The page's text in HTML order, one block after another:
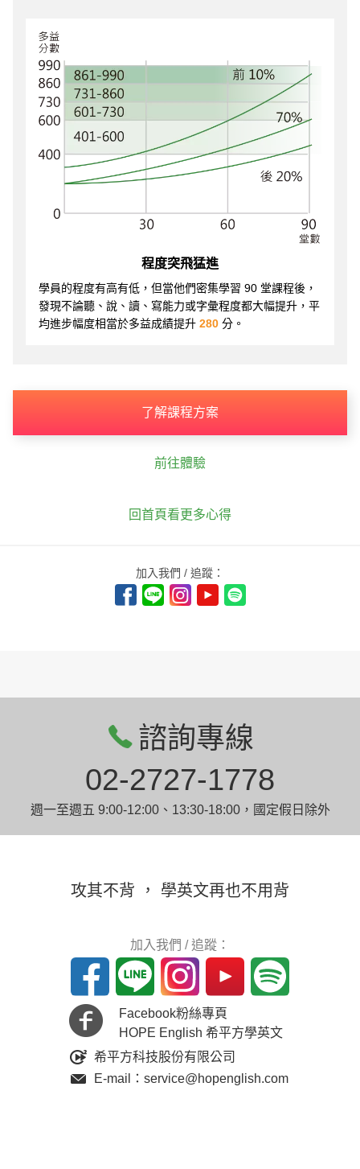
程度突飛猛進
學員的程度有高有低，但當他們密集學習 90 堂課程後，
發現不論聽、說、讀、寫能力或字彙程度都大幅提升，平
均進步幅度相當於多益成績提升 280 分。
了解課程方案
前往體驗
回首頁看更多心得
加入我們 / 追蹤：
諮詢專線
02-2727-1778
週一至週五 9:00-12:00、13:30-18:00，國定假日除外
攻其不背 ， 學英文再也不用背
加入我們 / 追蹤：
Facebook粉絲專頁
HOPE English 希平方學英文
希平方科技股份有限公司
E-mail：service@hopenglish.com